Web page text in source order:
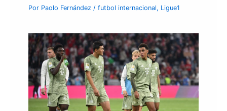
Por Paolo Fernández/futbol internacional, Ligue1